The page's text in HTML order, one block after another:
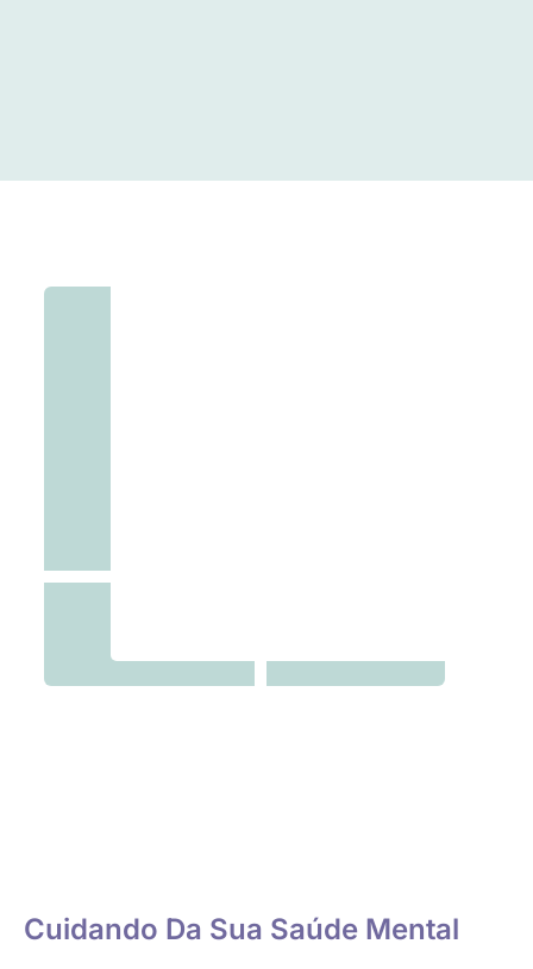
Cuidando Da Sua Saúde Mental